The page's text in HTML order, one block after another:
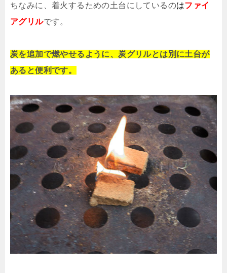
ちなみに、着火するための土台にしているのはファイ
アグリルです。
炭を追加で燃やせるように、炭グリルとは別に土台が
あると便利です。